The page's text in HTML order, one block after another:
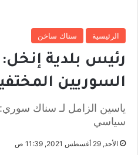
الرئيسية سناك ساخن
رئيس بلدية
السوريين
ياسين الزامل لـ سناك
سياسي
الأحد, 29 أغسطس 2021, 11:39 ص